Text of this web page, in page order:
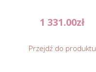
1 331.00zł
Przejdź do produktu